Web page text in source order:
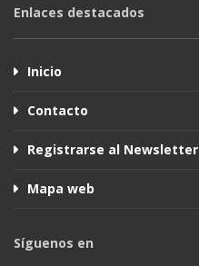
Enlaces destacados
Inicio
Contacto
Registrarse al Newsletter
Mapa web
Síguenos en